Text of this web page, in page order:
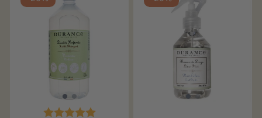
Karakter: 5.0 av 5 mulige